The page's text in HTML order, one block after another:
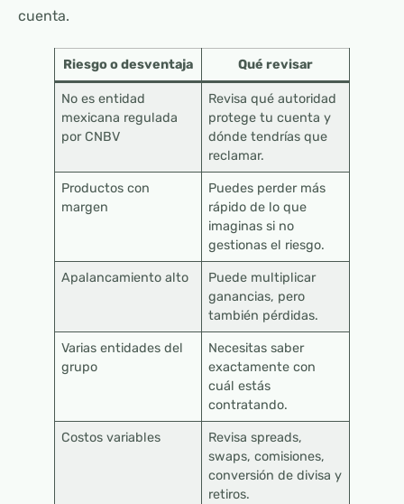
cuenta.
Riesgo o desventaja Qué revisar
No es entidad
mexicana regulada
por CNBV
Revisa qué autoridad
protege tu cuenta y
dónde tendrías que
reclamar.
Productos con
margen
Puedes perder más
rápido de lo que
imaginas si no
gestionas el riesgo.
Apalancamiento alto
Puede multiplicar
ganancias, pero
también pérdidas.
Varias entidades del
grupo
Necesitas saber
exactamente con
cuál estás
contratando.
Costos variables
Revisa spreads,
swaps, comisiones,
conversión de divisa y
retiros.